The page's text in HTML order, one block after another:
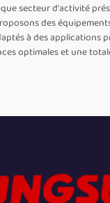
secteur d'activité
des
à des applications
optimales et une